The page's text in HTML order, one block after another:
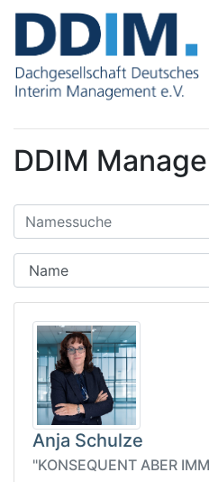
DDIM
Anja Schulze
"KONSEQUENT ABER